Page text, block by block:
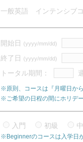
一般英語 インテンシブ
開始日 (yyyy/mm/dd)
終了日 (yyyy/mm/dd)
トータル期間：
※原則、コースは『月曜日か
※ご希望の日程の間にホリデ
入門 初級
※Beginnerのコースは入学日